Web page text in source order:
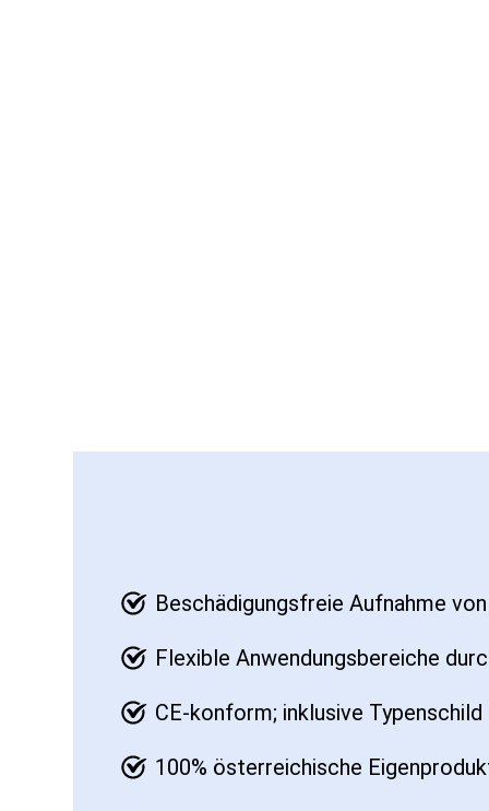
Beschädigungsfreie Aufnahme
Flexible Anwendungsbereiche
CE-konform; inklusive
100% österreichische